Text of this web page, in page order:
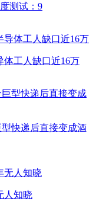
测试：9
体工人缺口近16万
快递后直接变成酒
人知晓